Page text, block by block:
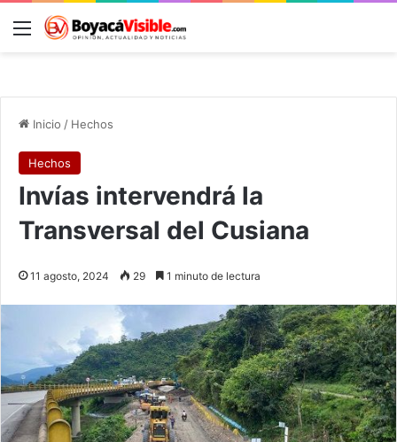
Menú
Inicio / Hechos
Hechos
Invías intervendrá la
Transversal del Cusiana
11 agosto, 2024 29 1 minuto de lectura